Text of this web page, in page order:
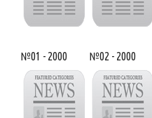
№01 - 2000 №02 - 2000